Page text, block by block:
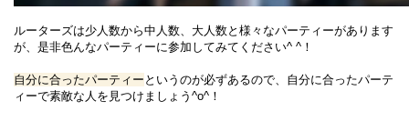
ルーターズは少人数から中人数、大人数と様々なパーティーがあります
が、是非色んなパーティーに参加してみてください^ ^！
自分に合ったパーティー というのが必ずあるので、自分に合ったパーテ
ィーで素敵な人を見つけましょう^o^！